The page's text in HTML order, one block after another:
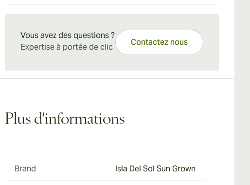
plaisir apaisant après le dîner.
Vous avez des questions ?
Expertise à portée de clic
Contactez nous
Plus d'informations
Brand Isla Del Sol Sun Grown